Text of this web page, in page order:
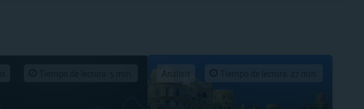
Análisis Tiempo de lectura: 27 min.